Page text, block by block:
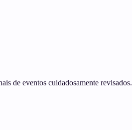
de eventos cuidadosamente revisados.